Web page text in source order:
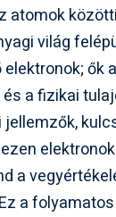
atomok
világ
ők
a fizikai
a
a